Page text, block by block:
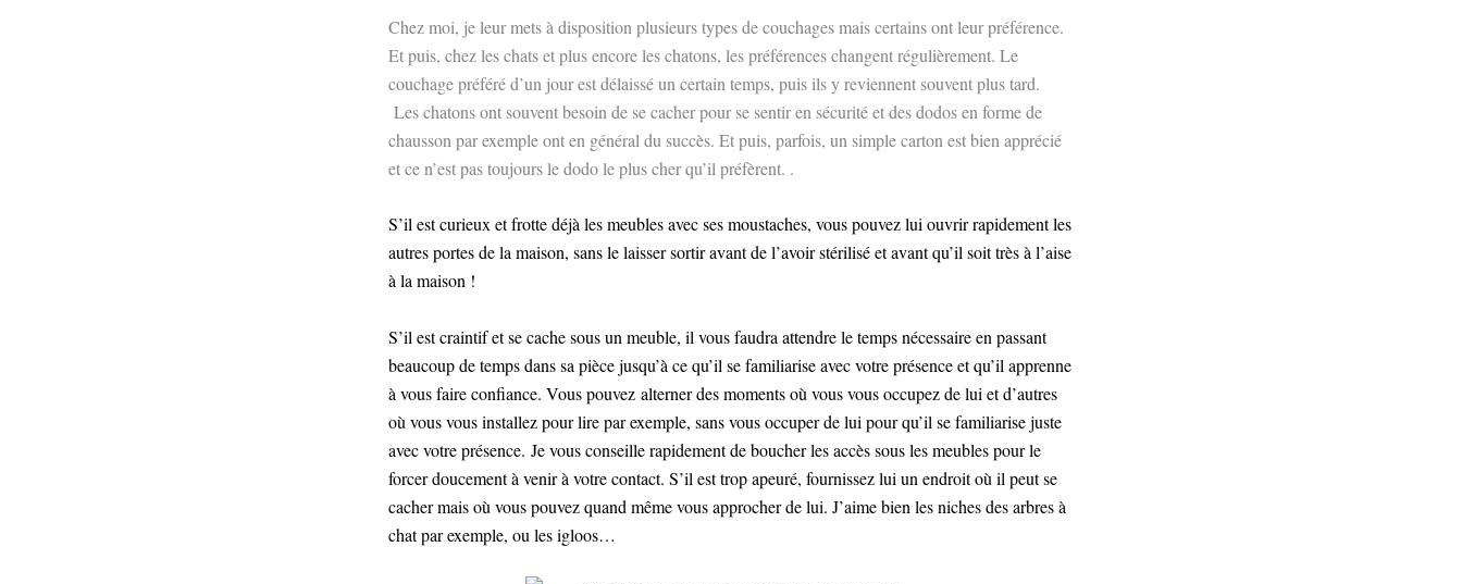
Chez moi, je leur mets à disposition plusieurs types de couchages mais certains ont leur préférence.
Et puis, chez les chats et plus encore les chatons, les préférences changent régulièrement. Le
couchage préféré d’un jour est délaissé un certain temps, puis ils y reviennent souvent plus tard.
Les chatons ont souvent besoin de se cacher pour se sentir en sécurité et des dodos en forme de
chausson par exemple ont en général du succès. Et puis, parfois, un simple carton est bien apprécié
et ce n’est pas toujours le dodo le plus cher qu’il préfèrent. .
S’il est curieux et frotte déjà les meubles avec ses moustaches, vous pouvez lui ouvrir rapidement les
autres portes de la maison, sans le laisser sortir avant de l’avoir stérilisé et avant qu’il soit très à l’aise
à la maison !
S’il est craintif et se cache sous un meuble, il vous faudra attendre le temps nécessaire en passant
beaucoup de temps dans sa pièce jusqu’à ce qu’il se familiarise avec votre présence et qu’il apprenne
à vous faire confiance. Vous pouvez alterner des moments où vous vous occupez de lui et d’autres
où vous vous installez pour lire par exemple, sans vous occuper de lui pour qu’il se familiarise juste
avec votre présence. Je vous conseille rapidement de boucher les accès sous les meubles pour le
forcer doucement à venir à votre contact. S’il est trop apeuré, fournissez lui un endroit où il peut se
cacher mais où vous pouvez quand même vous approcher de lui. J’aime bien les niches des arbres à
chat par exemple, ou les igloos…